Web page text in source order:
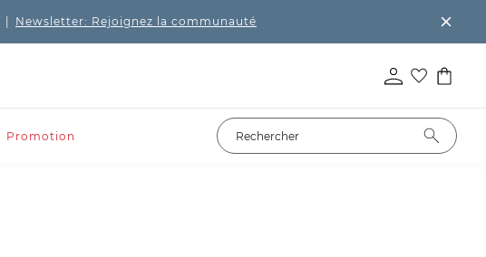
Newsletter: Rejoignez la communauté
Promotion